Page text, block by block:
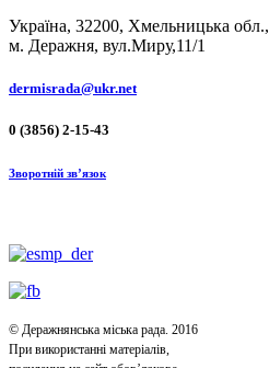
Україна, 32200, Хмельницька обл.,
м. Деражня, вул.Миру,11/1
dermisrada@ukr.net
0 (3856) 2-15-43
Зворотній зв’язок
© Деражнянська міська рада. 2016
При використанні матеріалів,